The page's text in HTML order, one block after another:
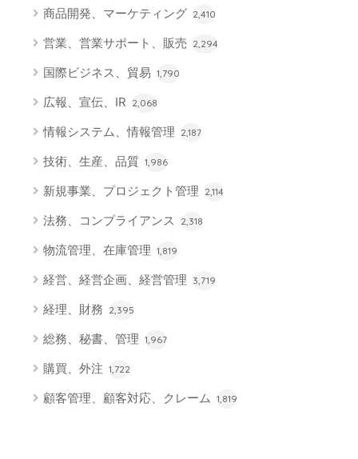
商品開発、マーケティング 2,410
営業、営業サポート、販売 2,294
国際ビジネス、貿易 1,790
広報、宣伝、IR 2,068
情報システム、情報管理 2,187
技術、生産、品質 1,986
新規事業、プロジェクト管理 2,114
法務、コンプライアンス 2,318
物流管理、在庫管理 1,819
経営、経営企画、経営管理 3,719
経理、財務 2,395
総務、秘書、管理 1,967
購買、外注 1,722
顧客管理、顧客対応、クレーム 1,819